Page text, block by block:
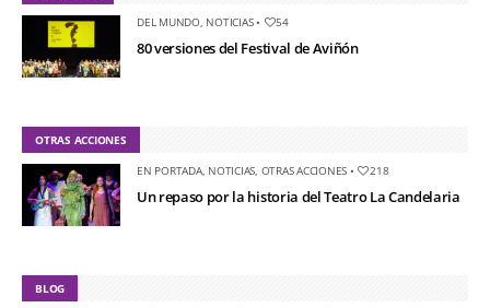
DEL MUNDO, NOTICIAS• 54
80 versiones del Festival de Aviñón
OTRAS ACCIONES
EN PORTADA, NOTICIAS OTRAS ACCIONES • 218
Un repaso por la historia del Teatro La Candelaria
BLOG